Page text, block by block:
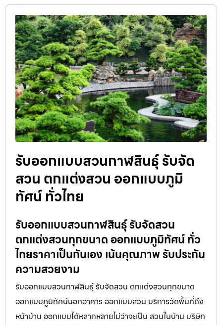
รับออกแบบสวนกาฬสินธุ์ รับจัด
สวน ตกแต่งสวน ออกแบบภูมิ
ทัศน์ ทั่วไทย
รับออกแบบสวนกาฬสินธุ์ รับจัดสวน
ตกแต่งสวนทุกขนาด ออกแบบภูมิทัศน์ ทั่ว
ไทยราคาเป็นกันเอง เน้นคุณภาพ รับประกัน
ความสวยงาม
รับออกแบบสวนกาฬสินธุ์ รับจัดสวน ตกแต่งสวนทุกขนาด
ออกแบบภูมิทัศน์นอกอาคาร ออกแบบสวน บริการวัดพื้นที่ถึง
หน้าบ้าน ออกแบบได้หลากหลายไม่ว่าจะเป็น สวนในบ้าน บริษัท